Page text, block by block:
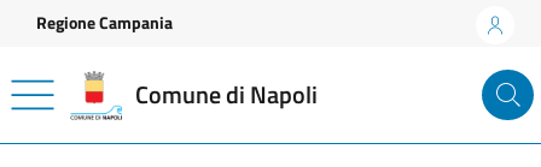
Vai ai contenuti
Vai al footer
Regione Campania
Comune di Napoli